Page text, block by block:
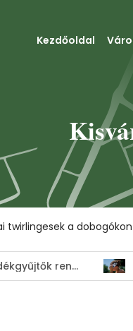
Kezdőoldal
twirlingesek a dobogókon
Kérjük a hulladékgyűjtők rendeltetésszerű használatát!